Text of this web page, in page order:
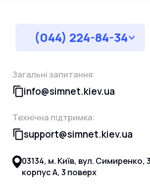
(044) 224-84-34
Загальні запитання:
info@simnet.kiev.ua
Технічна підтримка:
support@simnet.kiev.ua
03134, м. Київ, вул. Симиренко,
корпус А, 3 поверх